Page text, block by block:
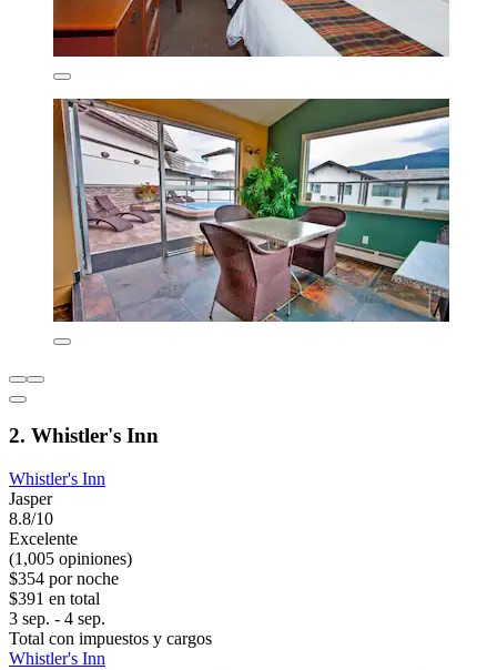
2. Whistler's Inn
Whistler's Inn
Jasper
8.8/10
Excelente
(1,005 opiniones)
$354 por noche
$391 en total
3 sep. - 4 sep.
Total con impuestos y cargos
Whistler's Inn